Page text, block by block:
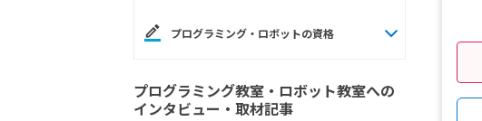
プログラミング・ロボットの資格
プログラミング教室・ロボット教室への
インタビュー・取材記事